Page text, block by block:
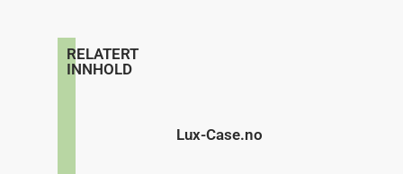
RELATERT
INNHOLD
Lux-Case.no